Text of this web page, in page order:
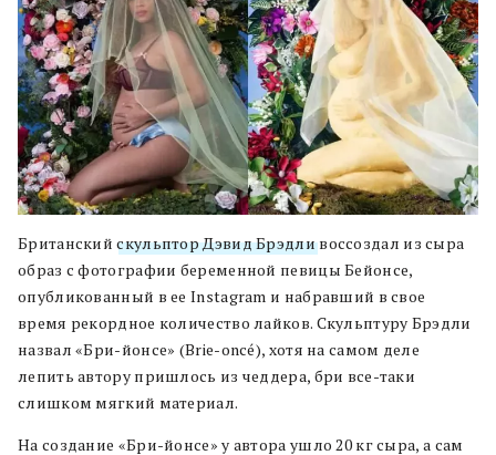
Британскийскульптор Дэвид Брэдливоссоздал из сыра
образ с фотографии беременной певицы Бейонсе,
опубликованный в ее Instagram и набравший в свое
время рекордное количество лайков. Скульптуру Брэдли
назвал «Бри-йонсе» (Brie-oncé), хотя на самом деле
лепить автору пришлось из чеддера, бри все-таки
слишком мягкий материал.
На создание «Бри-йонсе» у автора ушло 20 кг сыра, а сам